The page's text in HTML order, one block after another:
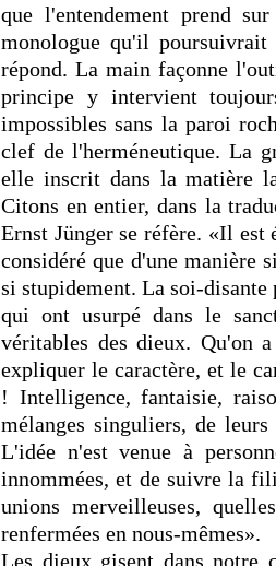
que l'entendement prend
monologue qu'il
répond. La main façonne
principe y intervient
impossibles sans la paroi
clef de l'herméneutique. La
elle inscrit dans la matière
Citons en entier, dans la
Ernst Jünger se réfère. «Il
considéré que d'une manière
si stupidement. La soi-disante
qui ont usurpé dans le
véritables des dieux. Qu'on
expliquer le caractère, et le
! Intelligence, fantaisie,
mélanges singuliers, de
L'idée n'est venue à
innommées, et de suivre la
unions merveilleuses,
renfermées en nous-mêmes».
Les dieux gisent dans notre